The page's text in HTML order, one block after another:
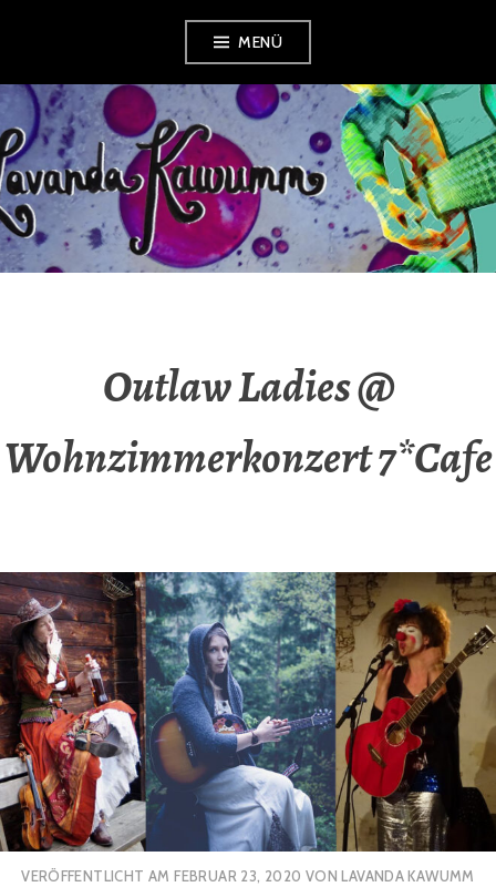
springen
MENÜ
LAVANDA
KAWUMM
Outlaw Ladies @
Wohnzimmerkonzert 7*Cafe
VERÖFFENTLICHT AMFEBRUAR 23, 2020 VONLAVANDA KAWUMM